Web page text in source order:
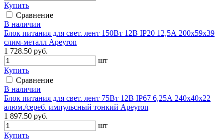
Купить
Сравнение
В наличии
Блок питания для свет. лент 150Вт 12В IP20 12,5А 200х59х39
слим-металл Apeyron
1 728.50 руб.
шт
Купить
Сравнение
В наличии
Блок питания для свет. лент 75Вт 12В IP67 6,25А 240х40х22
алюм./сереб. импульсный тонкий Apeyron
1 897.50 руб.
шт
Купить